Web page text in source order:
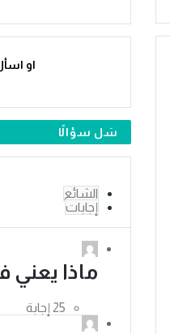
او
سَل سؤالًا
الشائع
إجابات
ماذا يعني